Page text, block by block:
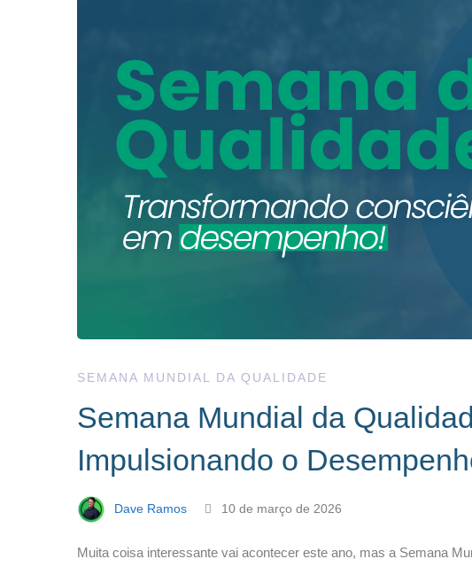
Mundial
da
Qualidade
2026
Qualidade:
Impulsionando
o
Desempenho
SEMANA MUNDIAL DA QUALIDADE
Semana Mundial da
Impulsionando o
Dave Ramos 10 de março de 2026
Muita coisa interessante vai acontecer este ano, mas a Semana